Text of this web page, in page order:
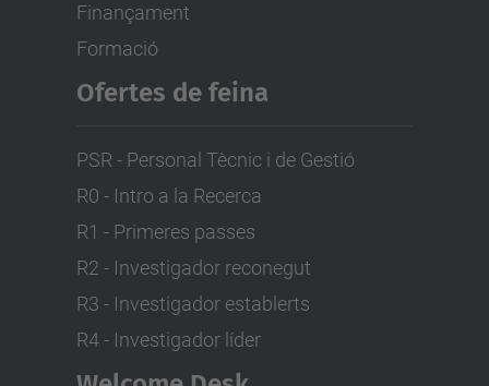
Finançament
Formació
Ofertes de feina
PSR - Personal Tècnic i de Gestió
R0 - Intro a la Recerca
R1 - Primeres passes
R2 - Investigador reconegut
R3 - Investigador establerts
R4 - Investigador líder